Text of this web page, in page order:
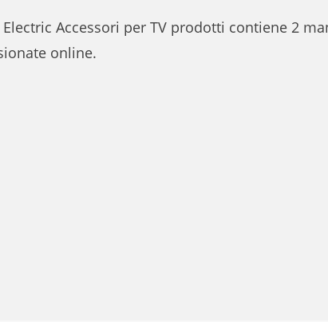
Accessori per TV prodotti contiene 2
online.